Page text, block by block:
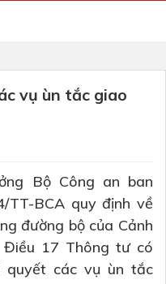
vụ ùn tắc giao
Bộ Công an ban
TT-BCA quy định về
đường bộ của Cảnh
17 Thông tư có
quyết các vụ ùn tắc